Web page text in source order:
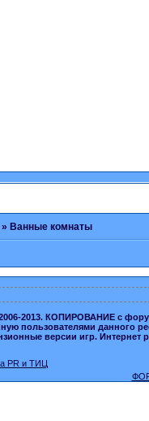
» Ванные комнаты
2013. КОПИРОВАНИЕ с
пользователями данного
версии игр.